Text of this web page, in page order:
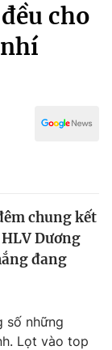
cho
chung kết
Dương
đang
số những
Lọt vào top